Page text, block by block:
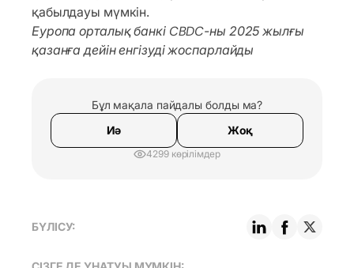
қабылдауы мүмкін.
Еуропа орталық банкі CBDC-ны 2025 жылғы
қазанға дейін енгізуді жоспарлайды
Бұл мақала пайдалы болды ма?
Иә
Жоқ
4299 көрілімдер
БҮЛІСУ: